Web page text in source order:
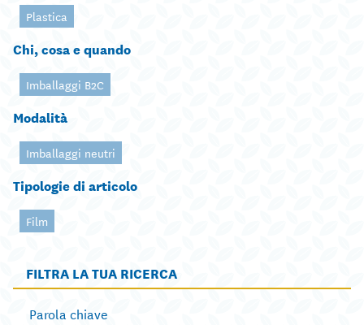
Plastica
Chi, cosa e quando
Imballaggi B2C
Modalità
Imballaggi neutri
Tipologie di articolo
Film
FILTRA LA TUA RICERCA
Parola chiave